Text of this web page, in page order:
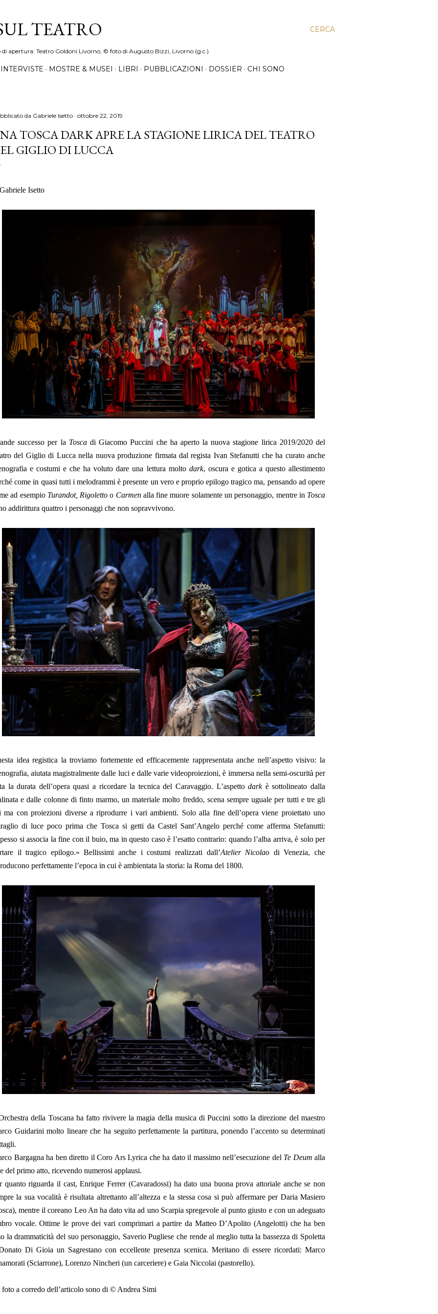
CERCA
TEATRO
di apertura: Teatro Goldoni Livorno, © foto di Augusto Bizzi, Livorno (g.c.)
INTERVISTE MOSTRE & MUSEI LIBRI PUBBLICAZIONI DOSSIER CHI SONO
da Gabriele Isetto ottobre 22, 2019
TOSCA DARK APRE LA STAGIONE LIRICA DEL TEATRO
GIGLIO DI LUCCA
Isetto
successo per la Tosca di Giacomo Puccini che ha aperto la nuova stagione lirica 2019/2020 del
del Giglio di Lucca nella nuova produzione firmata dal regista Ivan Stefanutti che ha curato anche
e costumi e che ha voluto dare una lettura molto dark, oscura e gotica a questo allestimento
come in quasi tutti i melodrammi è presente un vero e proprio epilogo tragico ma, pensando ad opere
ad esempio Turandot, Rigoletto o Carmen alla fine muore solamente un personaggio, mentre in Tosca
addirittura quattro i personaggi che non sopravvivono.
idea registica la troviamo fortemente ed efficacemente rappresentata anche nell’aspetto visivo: la
aiutata magistralmente dalle luci e dalle varie videoproiezioni, è immersa nella semi-oscurità per
la durata dell’opera quasi a ricordare la tecnica del Caravaggio. L’aspettodark è sottolineato dalla
e dalle colonne di finto marmo, un materiale molto freddo, scena sempre uguale per tutti e tre gli
ma con proiezioni diverse a riprodurre i vari ambienti. Solo alla fine dell’opera viene proiettato uno
di luce poco prima che Tosca si getti da Castel Sant’Angelo perché come afferma Stefanutti:
si associa la fine con il buio, ma in questo caso è l’esatto contrario: quando l’alba arriva, è solo per
il tragico epilogo.» Bellissimi anche i costumi realizzati dall’Atelier Nicolao di Venezia, che
perfettamente l’epoca in cui è ambientata la storia: la Roma del 1800.
della Toscana ha fatto rivivere la magia della musica di Puccini sotto la direzione del maestro
Guidarini molto lineare che ha seguito perfettamente la partitura, ponendo l’accento su determinati
Bargagna ha ben diretto il Coro Ars Lyrica che ha dato il massimo nell’esecuzione del Te Deum alla
del primo atto, ricevendo numerosi applausi.
quanto riguarda il cast, Enrique Ferrer (Cavaradossi) ha dato una buona prova attoriale anche se non
la sua vocalità è risultata altrettanto all’altezza e la stessa cosa si può affermare per Daria Masiero
mentre il coreano Leo An ha dato vita ad uno Scarpia spregevole al punto giusto e con un adeguato
vocale. Ottime le prove dei vari comprimari a partire da Matteo D’Apolito (Angelotti) che ha ben
la drammaticità del suo personaggio, Saverio Pugliese che rende al meglio tutta la bassezza di Spoletta
Di Gioia un Sagrestano con eccellente presenza scenica. Meritano di essere ricordati: Marco
(Sciarrone), Lorenzo Nincheri (un carceriere) e Gaia Niccolai (pastorello).
foto a corredo dell’articolo sono di © Andrea Simi